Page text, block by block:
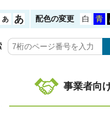
配色の変更
事業者向